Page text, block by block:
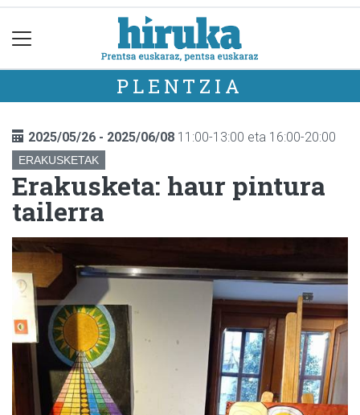
PLENTZIA
2025/05/26 - 2025/06/08 11:00-13:00 eta 16:00-20:00
ERAKUSKETAK
Erakusketa: haur pintura
tailerra